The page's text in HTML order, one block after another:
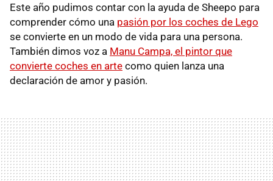
Este año pudimos contar con la ayuda de Sheepo para
comprender cómo una pasión por los coches de Lego
se convierte en un modo de vida para una persona.
También dimos voz a Manu Campa, el pintor que
convierte coches en arte como quien lanza una
declaración de amor y pasión.